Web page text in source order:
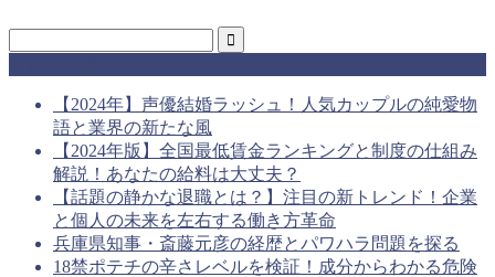
【2024年】声優結婚ラッシュ！人気カップルの純愛物
語と業界の新たな風
【2024年版】全国最低賃金ランキングと制度の仕組み
解説！あなたの給料は大丈夫？
【話題の静かな退職とは？】注目の新トレンド！企業
と個人の未来を左右する働き方革命
兵庫県知事・斎藤元彦の経歴とパワハラ問題を探る
18禁ポテチの辛さレベルを検証！成分からわかる危険